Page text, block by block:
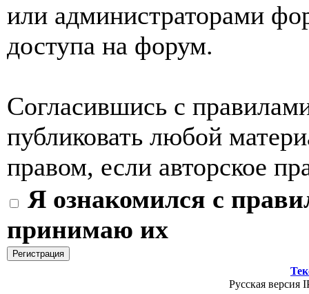
или администраторами
доступа на форум.
Согласившись с
публиковать любой
правом, если авторское
Я ознакомился с
принимаю их
Русская версия